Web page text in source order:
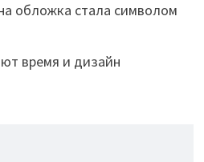
обложка стала символом
время и дизайн